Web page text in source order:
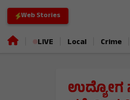
Web Stories
LIVE Local Crime
ಉದ್ಯೋಗ